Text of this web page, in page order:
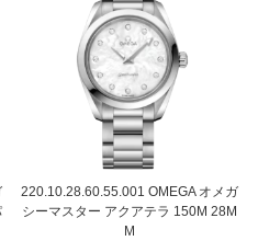
220.10.28.60.55.001 OMEGA オメガ
シーマスター アクアテラ 150M 28M
M